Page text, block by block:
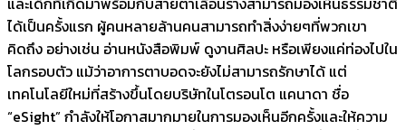
ได้เป็นครั้งแรก ผู้คนหลายล้านคนสามารถทำสิ่งง่ายๆที่พวกเขา
คิดถึง อย่างเช่น อ่านหนังสือพิมพ์ ดูงานศิลปะ หรือเพียงแค่ท่องไปใน
โลกรอบตัว แม้ว่าอาการตาบอดจะยังไม่สามารถรักษาได้ แต่
เทคโนโลยีใหม่ที่สร้างขึ้นโดยบริษัทในโตรอนโต แคนาดา ชื่อ
“eSight” กำลังให้โอกาสมากมายในการมองเห็นอีกครั้งและให้ความ